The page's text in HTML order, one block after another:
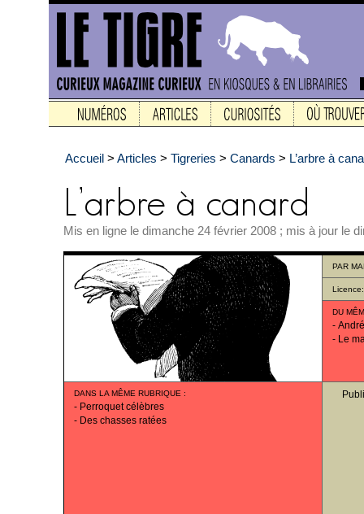
Accueil > Articles > Tigreries > Canards > L’arbre à
Mis en ligne le dimanche 24 février 2008 ; mis à jour le
PAR
DU
-
- Le
DANS LA MÊME RUBRIQUE :
- Perroquet célèbres
- Des chasses ratées